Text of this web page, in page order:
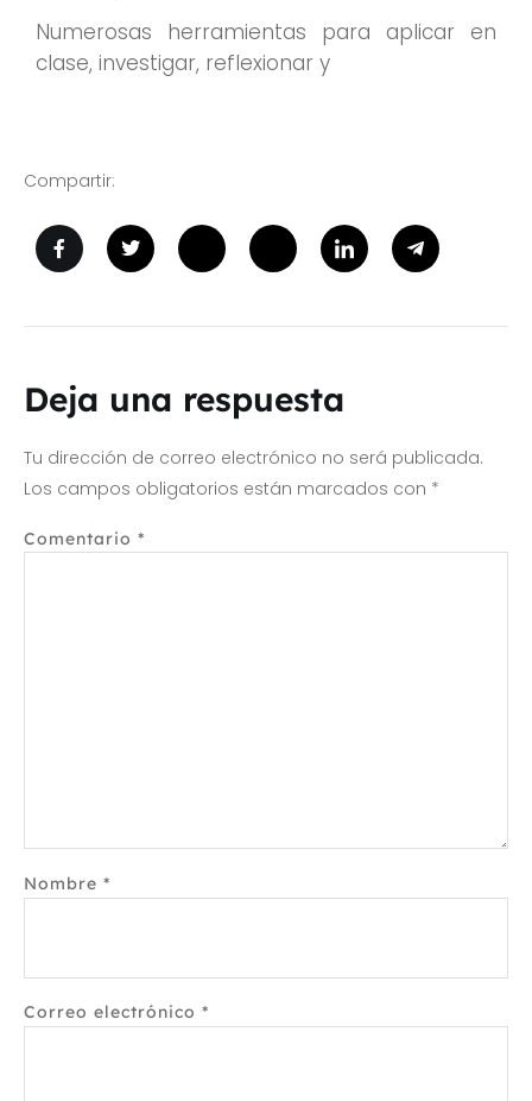
Numerosas herramientas para aplicar en
clase, investigar, reflexionar y
Compartir:
Deja una respuesta
Tu dirección de correo electrónico no será publicada.
Los campos obligatorios están marcados con *
Comentario *
Nombre *
Correo electrónico *